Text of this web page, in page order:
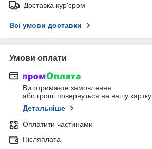
Доставка кур'єром
Всі умови доставки
Умови оплати
Ви отримаєте замовлення
або гроші повернуться на вашу картку
Детальніше
Оплатити частинами
Післяплата